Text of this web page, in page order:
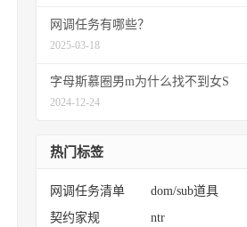
网调任务有哪些？
2025-03-18
字母斯慕圈男m为什么找不到女S
2024-12-24
热门标签
网调任务清单 dom/sub道具
契约家规 ntr